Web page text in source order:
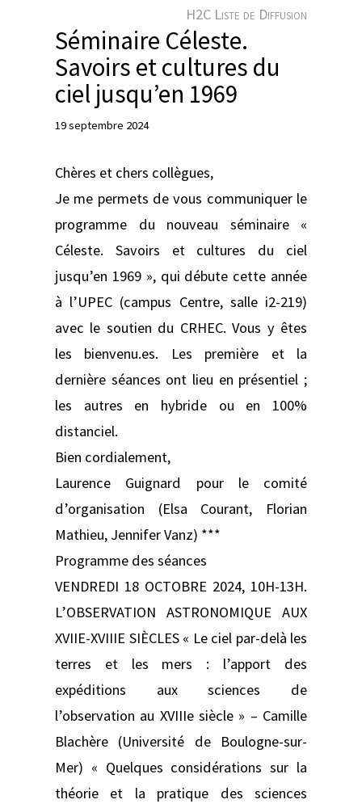
r
H2C Liste de Diffusion
Séminaire Céleste.
Savoirs et cultures du
ciel jusqu’en 1969
19 septembre 2024
Chères et chers collègues,
Je me permets de vous communiquer le
programme du nouveau séminaire «
Céleste. Savoirs et cultures du ciel
jusqu’en 1969 », qui débute cette année
à l’UPEC (campus Centre, salle i2-219)
avec le soutien du CRHEC. Vous y êtes
les bienvenu.es. Les première et la
dernière séances ont lieu en présentiel ;
les autres en hybride ou en 100%
distanciel.
Bien cordialement,
Laurence Guignard pour le comité
d’organisation (Elsa Courant, Florian
Mathieu, Jennifer Vanz) ***
Programme des séances
VENDREDI 18 OCTOBRE 2024, 10H-13H.
L’OBSERVATION ASTRONOMIQUE AUX
XVIIE-XVIIIE SIÈCLES « Le ciel par-delà les
terres et les mers : l’apport des
expéditions aux sciences de
l’observation au XVIIIe siècle » – Camille
Blachère (Université de Boulogne-sur-
Mer) « Quelques considérations sur la
théorie et la pratique des sciences